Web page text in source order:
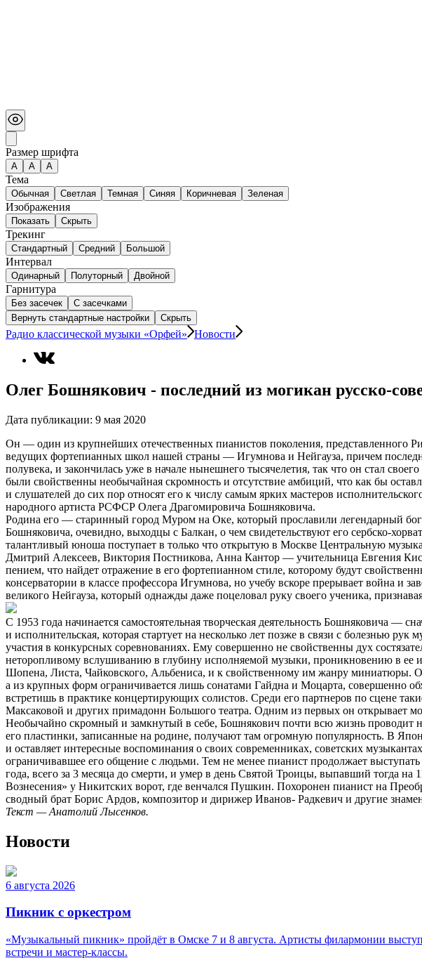
Размер шрифта
А A A
Тема
Обычная Светлая Темная Синяя Коричневая Зеленая
Изображения
Показать Скрыть
Трекинг
Стандартный Средний Большой
Интервал
Одинарный Полуторный Двойной
Гарнитура
Без засечек
С засечками
Вернуть стандартные настройки
Скрыть
Радио классической музыки «Орфей» Новости
Олег Бошнякович ‑ последний из могикан русско-
Дата публикации: 9 мая 2020
Он — один из крупнейших отечественных пианистов поколения, представленного
ведущих фортепианных школ нашей страны — Игумнова и Нейгауза, причем
полувека, и закончилась уже в начале нынешнего тысячелетия, так что он стал
были свойственны необычайная скромность и отсутствие амбиций, что как бы
и слушателей до сих пор относят его к числу самым ярких мастеров
народного артиста РСФСР Олега Драгомировича Бошняковича.
Родина его — старинный город Муром на Оке, который прославили легендарный
Бошняковича, очевидно, выходцы с Балкан, о чем свидетельствуют его сербско-
талантливый юноша поступает в только что открытую в Москве Центральную
Дмитрий Алексеев, Виктория Постникова, Анна Кантор — учительница Евгения
пением, что найдет отражение в его фортепианном стиле, которому будут
консерватории в классе профессора Игумнова, но учебу вскоре прерывает война и
великого Нейгауза, который однажды даже поцеловал руку своего ученика,
С 1953 года начинается самостоятельная творческая деятельность Бошняковича —
и исполнительская, которая стартует на несколько лет позже в связи с болезнью
участия в конкурсных соревнованиях. Ему совершенно не свойственны дух
неторопливому вслушиванию в глубину исполняемой музыки, проникновению в
Шопена, Листа, Чайковского, Альбениса, и к свойственному им жанру миниатюры.
а из крупных форм ограничивается лишь сонатами Гайдна и Моцарта, совершенно
встретишь в практике концертирующих солистов. Среди его партнеров по сцене
Максаковой и других примадонн Большого театра. Одним из первых он открывает
Необычайно скромный и замкнутый в себе, Бошнякович почти всю жизнь проводит
его пластинки, записанные на родине, получают там огромную популярность. В
и оставляет интересные воспоминания о своих современниках, советских
ограничивавшее его общение с людьми. Тем не менее пианист продолжает
года, всего за 3 месяца до смерти, и умер в день Святой Троицы, выпавший тогда
Вознесения» у Никитских ворот, где венчался Пушкин. Похоронен пианист на
сводный брат Борис Ардов, композитор и дирижер Иванов- Радкевич и другие
Текст — Анатолий Лысенков.
Новости
6 августа 2026
Пикник с оркестром
«Музыкальный пикник» пройдёт в Омске 7 и 8 августа. Артисты филармонии
встречи и мастер-классы.